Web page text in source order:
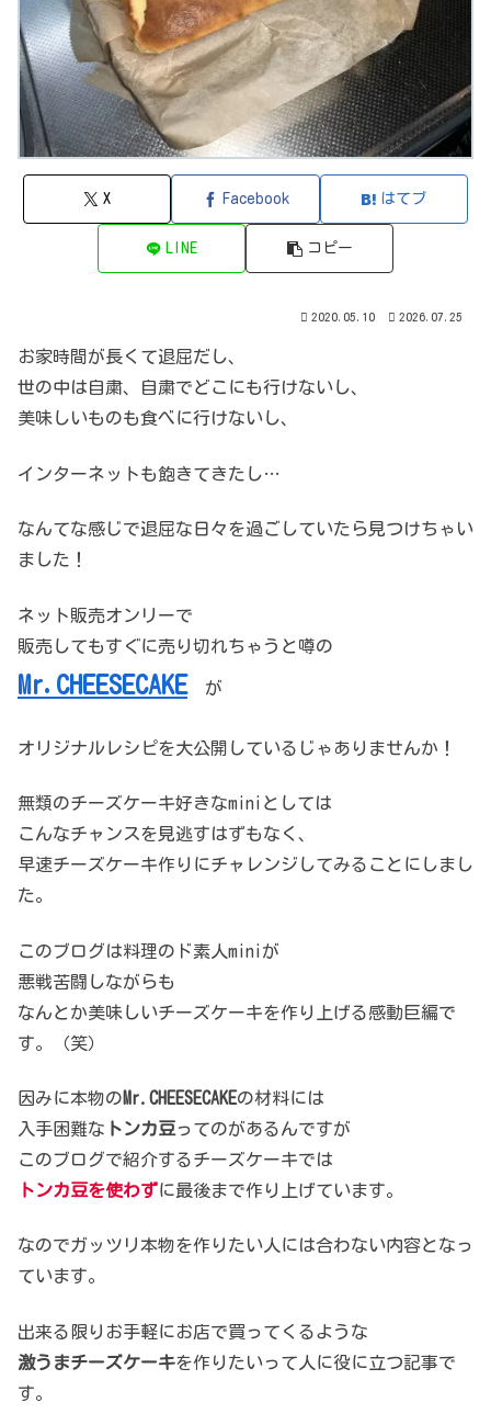
X Facebook はてブ
LINE コピー
2020.05.10 2026.07.25
お家時間が長くて退屈だし、
世の中は自粛、自粛でどこにも行けないし、
美味しいものも食べに行けないし、
インターネットも飽きてきたし…
なんてな感じで退屈な日々を過ごしていたら見つけちゃい
ました！
ネット販売オンリーで
販売してもすぐに売り切れちゃうと噂の
Mr.CHEESECAKEが
オリジナルレシピを大公開しているじゃありませんか！
無類のチーズケーキ好きなminiとしては
こんなチャンスを見逃すはずもなく、
早速チーズケーキ作りにチャレンジしてみることにしまし
た。
このブログは料理のド素人miniが
悪戦苦闘しながらも
なんとか美味しいチーズケーキを作り上げる感動巨編で
す。（笑）
因みに本物のMr.CHEESECAKEの材料には
入手困難な トンカ豆ってのがあるんですが
このブログで紹介するチーズケーキでは
トンカ豆を使わずに最後まで作り上げています。
なのでガッツリ本物を作りたい人には合わない内容となっ
ています。
出来る限りお手軽にお店で買ってくるような
激うまチーズケーキを作りたいって人に役に立つ記事で
す。